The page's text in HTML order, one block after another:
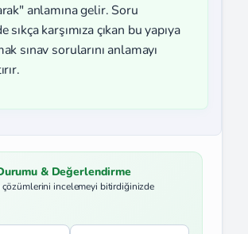
anlamına gelir. Soru
sıkça karşımıza çıkan bu yapıya
sınav sorularını anlamayı
& Değerlendirme
çözümlerini incelemeyi bitirdiğinizde